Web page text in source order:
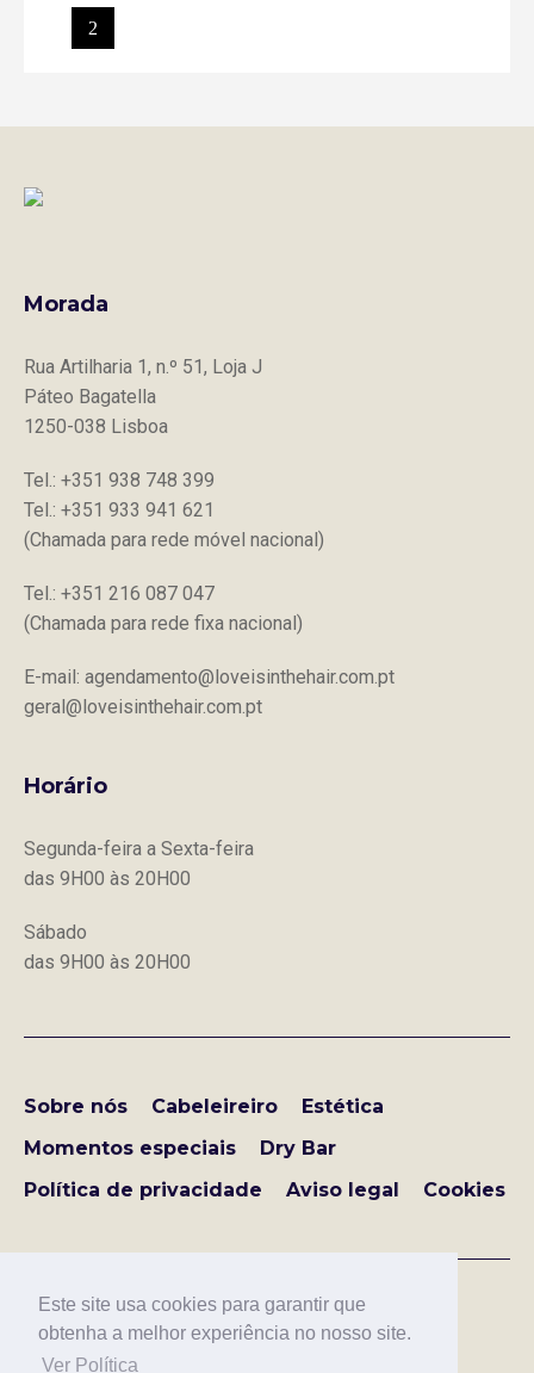
Este site usa cookies para garantir que
obtenha a melhor experiência no nosso site.
Ver Política
Morada
Rua Artilharia 1, n.º 51, Loja J
Páteo Bagatella
1250-038 Lisboa
Tel.: +351 938 748 399
Tel.: +351 933 941 621
(Chamada para rede móvel nacional)
Tel.: +351 216 087 047
(Chamada para rede fixa nacional)
E-mail: agendamento@loveisinthehair.com.pt
geral@loveisinthehair.com.pt
Horário
Segunda-feira a Sexta-feira
das 9H00 às 20H00
Sábado
das 9H00 às 20H00
Sobre nós Cabeleireiro
Estética
Momentos especiais
Dry Bar
Política de privacidade
Aviso legal Cookies
Copyright © LOVE IS IN THE HAIR